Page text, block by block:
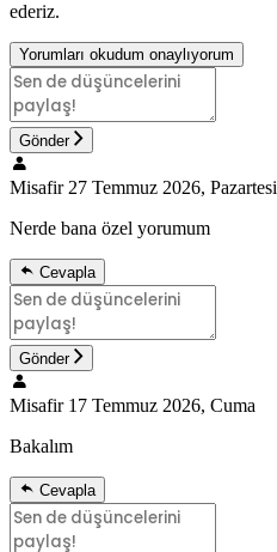
ederiz.
Yorumları okudum onaylıyorum
Gönder
Misafir 27 Temmuz 2026, Pazartesi
Nerde bana özel yorumum
Cevapla
Gönder
Misafir 17 Temmuz 2026, Cuma
Bakalım
Cevapla